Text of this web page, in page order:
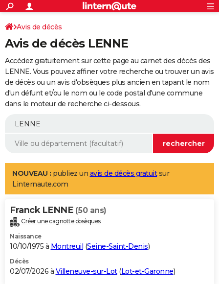
ACTUALITÉS
Politique
Société
Faits Divers
Education
Monde
Villes
+
SPORT
Coupe du monde 2026
Football
Tennis
Cyclisme
Rugby
Forum
Programme TV
TNTStreaming
Cinéma
Sorties cinéma
Musique
+FINANCE
Retraite
Impôts
Epargne
Immobilier
Risques naturels par ville
Banque
Assurance
Crédit
AUTO
Essais
Réserver un essai
Citadines
Berlines
SUV
Forum auto
+
Mobiles
Meilleur smartphone
Internet
Ordinateurs
Jeux vidéo
Guide high-tech
Aménagement intérieur
LIFESTYLE
Art de vivre
Bien-être
Loisirs
Mode
Modes de vie
Alimentation
Guide de la santé
Maladies
Médicaments
Sommeil
VOYAGE
Destinations
City break
Voyage nature
Voyage de noces
Forum
Climat
+PHOTO
GUIDES D'ACHAT
BONS PLANS
Avis de décès
Avis de décès LENNE
Accédez gratuitement sur cette page au carnet des décès des
LENNE. Vous pouvez affiner votre recherche ou trouver un avis
de décès ou un avis d'obsèques plus ancien en tapant le nom
d'un défunt et/ou le nom ou le code postal d'une commune
dans le moteur de recherche ci-dessous.
NOUVEAU : publiez un avis de décès gratuitsur
Linternaute.com
Franck LENNE (50 ans)
Créer une cagnotte obsèques
Naissance
10/10/1975 à Montreuil (Seine-Saint-Denis)
Décès
02/07/2026 à Villeneuve-sur-Lot(Lot-et-Garonne)